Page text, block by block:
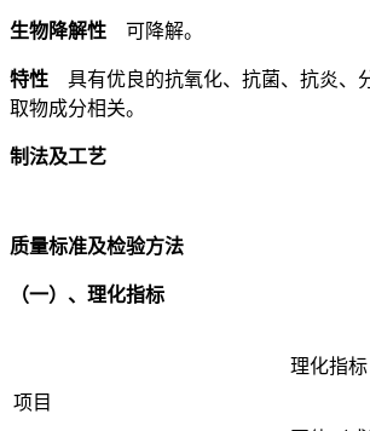
生物降解性 可降解。
特性 具有优良的抗氧化、抗菌、抗炎、
取物成分相关。
制法及工艺
质量标准及检验方法
（一）、理化指标
项目
理化指标